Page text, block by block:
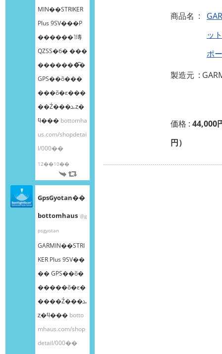
MIN��STRIKER
Plus 9SV���Ρ
����ܸ��˥塼
QZSS�б� ���
�������͡�
GPS��õ���
���õ�ε���
��Ź���ܥȥ�
ϥ��� bottomha
us.com/shopdetai
l/000��
12��10��
GpsGyotan��
bottomhaus @g
psgyotan
GARMIN��STRI
KER Plus 9SV��
�� GPS��õ�
�����õ�ε�
����Ź���ܥ
ȥ�ϥ��� botto
mhaus.com/shop
detail/000��
商品名 :
ッ
ポ
製造元 :
価格 : 44,000
円）